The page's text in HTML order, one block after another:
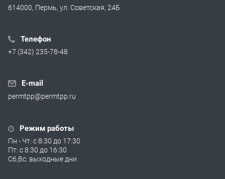
614000, Пермь, ул. Советская, 24Б
Телефон
+7 (342) 235-78-48
E-mail
permtpp@permtpp.ru
Режим работы
Пн - Чт: с 8:30 до 17:30
Пт: с 8:30 до 16:30
Сб,Вс: выходные дни